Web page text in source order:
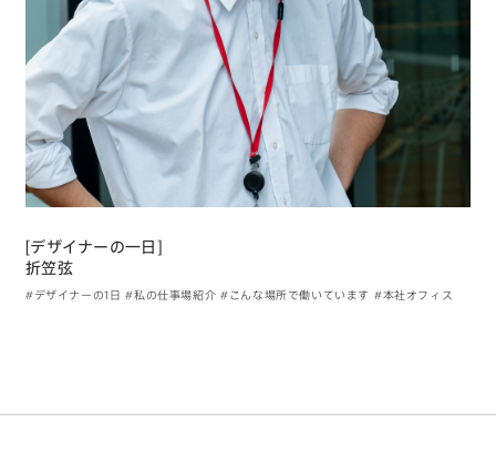
[デザイナーの一日]
折笠弦
#デザイナーの1日 #私の仕事場紹介 #こんな場所で働いています #本社オフィス